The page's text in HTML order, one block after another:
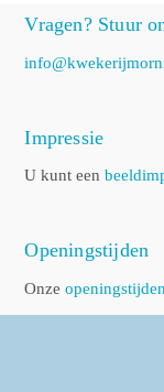
Vragen? Stuur
Impressie
U kunt een
Openingstijden
Onzeopeningstijden